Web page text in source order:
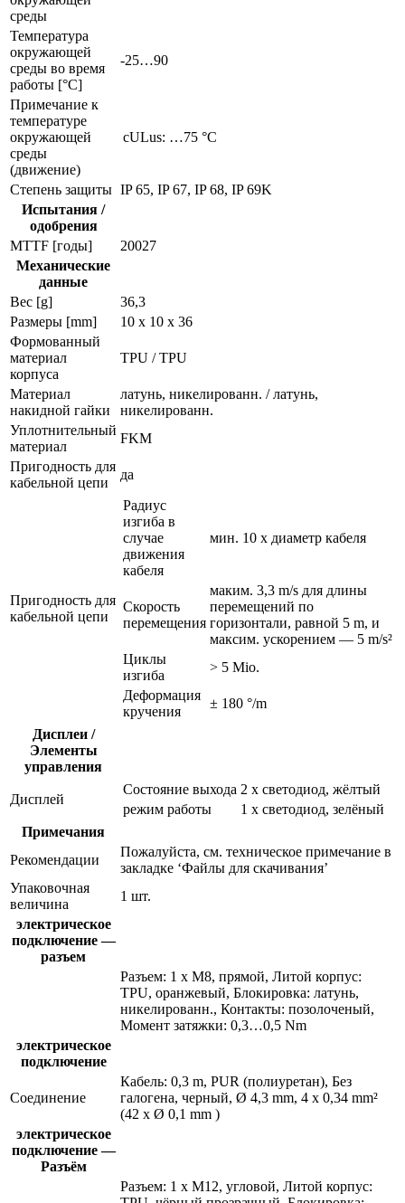
среды
Температура
окружающей
среды во время
работы [°C]
-25…90
Примечание к
температуре
окружающей
среды
(движение)
cULus: …75 °C
Степень защиты IP 65, IP 67, IP 68, IP 69K
Испытания /
одобрения
MTTF [годы]
20027
Механические
данные
Вес [g]
36,3
Размеры [mm]
10 x 10 x 36
Формованный
материал
корпуса
TPU / TPU
Материал
накидной гайки
латунь, никелированн. / латунь,
никелированн.
Уплотнительный
материал
FKM
Пригодность для
кабельной цепи
да
Пригодность для
кабельной цепи
Радиус
изгиба в
случае
движения
кабеля
мин. 10 x диаметр кабеля
Скорость
перемещения
маким. 3,3 m/s для длины
перемещений по
горизонтали, равной 5 m, и
максим. ускорением — 5 m/s²
Циклы
изгиба
> 5 Mio.
Деформация
кручения
± 180 °/m
Дисплеи /
Элементы
управления
Дисплей
Состояние выхода 2 x светодиод, жёлтый
режим работы
1 x светодиод, зелёный
Примечания
Рекомендации
Пожалуйста, см. техническое примечание в
закладке ‘Файлы для скачивания’
Упаковочная
величина
1 шт.
электрическое
подключение —
разъем
Разъем: 1 x M8, прямой, Литой корпус:
TPU, оранжевый, Блокировка: латунь,
никелированн., Контакты: позолоченый,
Момент затяжки: 0,3…0,5 Nm
электрическое
подключение
Соединение
Кабель: 0,3 m, PUR (полиуретан), Без
галогена, черный, Ø 4,3 mm, 4 x 0,34 mm²
(42 x Ø 0,1 mm )
электрическое
подключение —
Разъём
Разъем: 1 x M12, угловой, Литой корпус: